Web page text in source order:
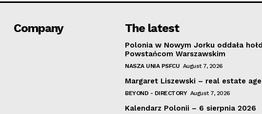
Company The latest
Polonia w Nowym Jorku oddała hołd
Powstańcom Warszawskim
NASZA UNIA PSFCU August 7, 2026
Margaret Liszewski – real estate
BEYOND - DIRECTORY August 7, 2026
Kalendarz Polonii – 6 sierpnia 2026